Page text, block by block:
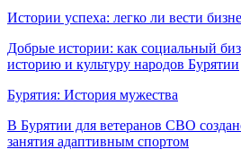
Истории успеха: легко ли вести
Добрые истории: как социальный
историю и культуру народов Бурятии
Бурятия: История мужества
В Бурятии для ветеранов СВО
занятия адаптивным спортом